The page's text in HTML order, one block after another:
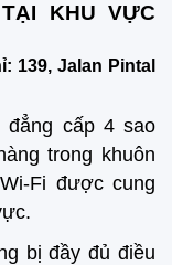
KHU VỰC
139, Jalan Pintal
đẳng cấp 4 sao
trong khuôn
Fi được cung
bị đầy đủ điều